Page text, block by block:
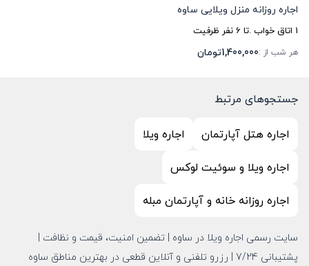
اجاره روزانه منزل ویلایی ساوه
1 اتاق خواب .تا 6نفر ظرفیت
هر شب از :1,400,000تومان
جستجوهای مرتبط
اجاره هتل آپارتمان
اجاره ویلا
اجاره ویلا و سوئیت لوکس
اجاره روزانه خانه و آپارتمان مبله
سایت رسمی اجاره ویلا در ساوه | تضمین امنیت، قیمت و نظافت |
پشتیبانی 7/24 | رزرو تلفنی و آنلاین قطعی در بهترین مناطق ساوه